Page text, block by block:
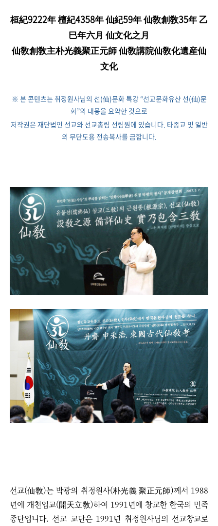
桓紀9222年 檀紀4358年 仙紀59年 仙敎創敎35年 乙
巳年六月 仙文化之月
仙敎創敎主朴光義聚正元師 仙敎講院仙敎化遺産仙
文化
※ 본 콘텐츠는 취정원사님의 선(仙)문화 특강 “​선교문화유산 선(仙)문
화”의 내용을 요약한 것으로
저작권은 재단법인 선교와 선교총림 선림원에 있습니다. 타종교 및 일반
의 무단도용 전송복사를 금합니다.
선교(仙敎)는 박광의 취정원사(朴光義 聚正元師)께서 1988
년에 개천입교(開天立敎)하여 1991년에 창교한 한국의 민족
종단입니다. 선교 교단은 1991년 취정원사님의 선교창교로